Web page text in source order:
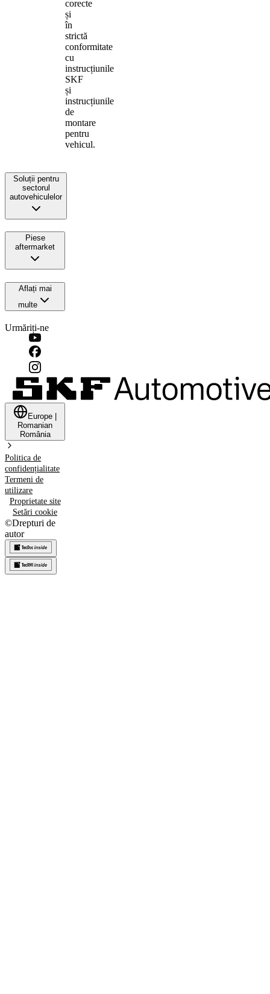
corecte
și
în
strictă
conformitate
cu
instrucțiunile
SKF
și
instrucțiunile
de
montare
pentru
vehicul.
Soluții pentru
sectorul
autovehiculelor
Piese
aftermarket
Aflați mai
multe
Urmăriți-ne
Europe
Romanian
România
Politica de
confidențialitate
Termeni de
utilizare
Proprietate site
Setări cookie
©Drepturi de
autor